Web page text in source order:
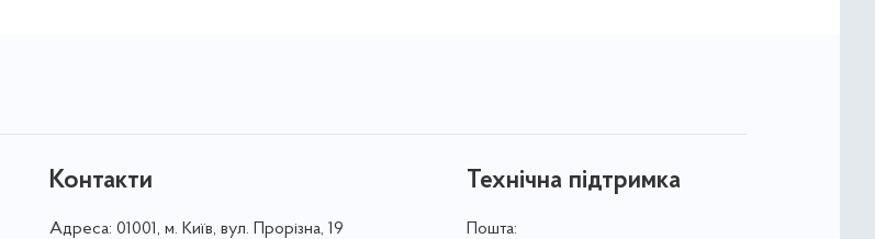
Контакти
Адреса: 01001, м. Київ, вул. Прорізна, 19
Технічна підтримка
Пошта: